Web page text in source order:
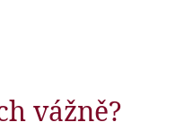
vážně?